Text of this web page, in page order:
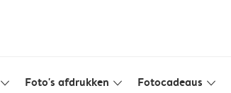
slim_arrow_down Foto's afdrukken slim_arrow_down Fotocadeaus slim_arrow_down